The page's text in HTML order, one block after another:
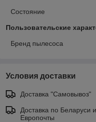
Состояние
Пользовательские
Бренд пылесоса
Условия доставки
Доставка "Самовывоз"
Доставка по Беларуси
Европочты